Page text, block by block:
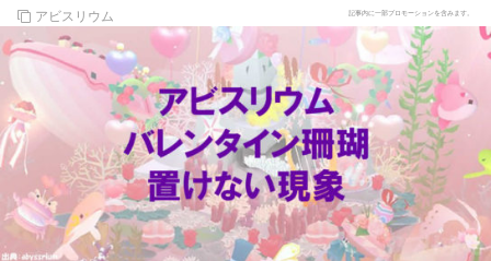
アビスリウム 記事内に一部プロモーションを含みます。